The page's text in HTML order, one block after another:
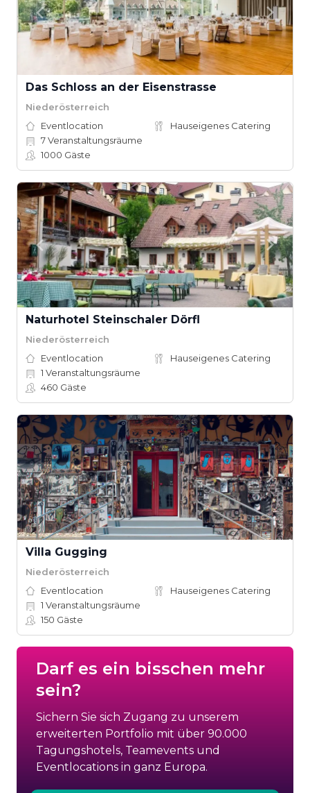
Das Schloss an der Eisenstrasse
Niederösterreich
Eventlocation
Hauseigenes Catering
7Veranstaltungsräume
1000 Gäste
Naturhotel Steinschaler Dörfl
Niederösterreich
Eventlocation
Hauseigenes Catering
1 Veranstaltungsräume
460 Gäste
Villa Gugging
Niederösterreich
Eventlocation
Hauseigenes Catering
1 Veranstaltungsräume
150 Gäste
Darf es ein bisschen mehr
sein?
Sichern Sie sich Zugang zu unserem
erweiterten Portfolio mit über 90.000
Tagungshotels, Teamevents und
Eventlocations in ganz Europa.